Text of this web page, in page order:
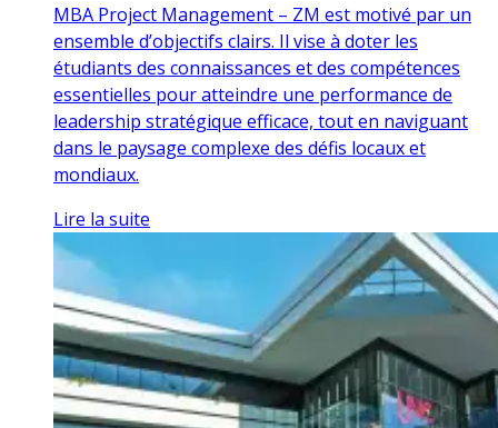
MBA Project Management – ZM est motivé par un
ensemble d’objectifs clairs. Il vise à doter les
étudiants des connaissances et des compétences
essentielles pour atteindre une performance de
leadership stratégique efficace, tout en naviguant
dans le paysage complexe des défis locaux et
mondiaux.
Lire la suite